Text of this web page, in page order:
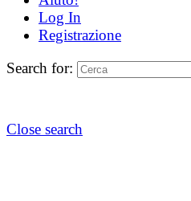
Log In
Registrazione
Search for:
Close search